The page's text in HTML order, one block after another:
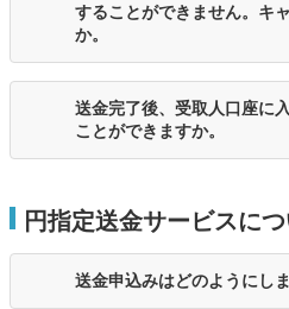
することができません。キ
か。
送金完了後、受取人口座に
ことができますか。
円指定送金サービスに
送金申込みはどのようにしま